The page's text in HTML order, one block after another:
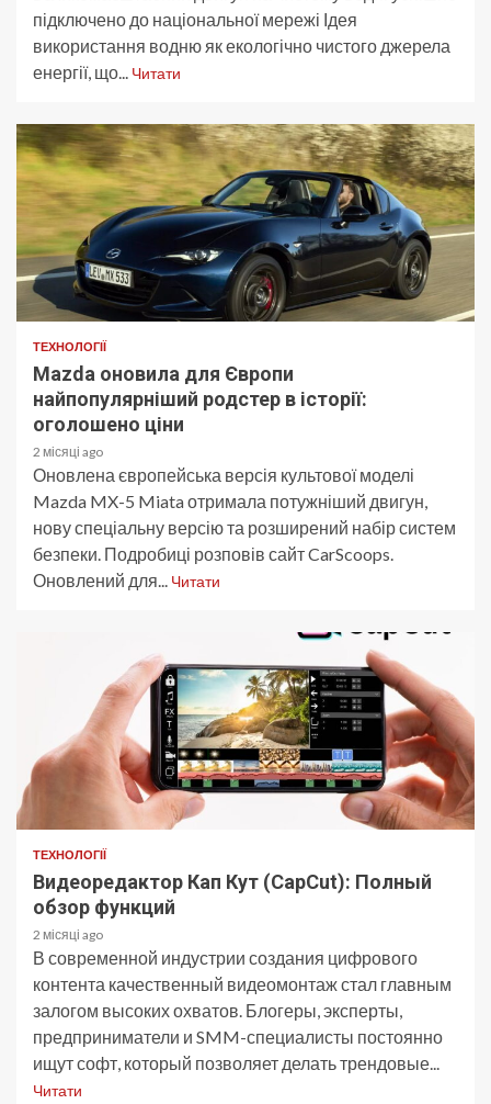
підключено до національної мережі Ідея
використання водню як екологічно чистого джерела
енергії, що... Читати
ТЕХНОЛОГІЇ
Mazda оновила для Європи
найпопулярніший родстер в історії:
оголошено ціни
2 місяці ago
Оновлена європейська версія культової моделі
Mazda MX-5 Miata отримала потужніший двигун,
нову спеціальну версію та розширений набір систем
безпеки. Подробиці розповів сайт CarScoops.
Оновлений для... Читати
ТЕХНОЛОГІЇ
Видеоредактор Кап Кут (CapCut): Полный
обзор функций
2 місяці ago
В современной индустрии создания цифрового
контента качественный видеомонтаж стал главным
залогом высоких охватов. Блогеры, эксперты,
предприниматели и SMM-специалисты постоянно
ищут софт, который позволяет делать трендовые...
Читати